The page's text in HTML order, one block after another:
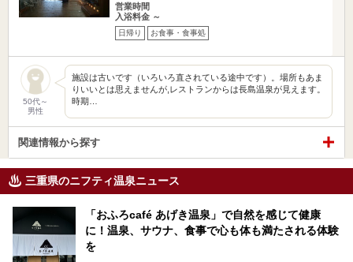
営業時間
入浴料金 ～
日帰り お食事・食事処
50代～
男性
施設は古いです（いろいろ直されている途中です）。場所もあま
りいいとは思えませんが,レストランからは長島温泉が見えます。
時期…
関連情報から探す
三重県のニフティ温泉ニュース
「おふろcafé あげき温泉」で自然を感じて健康
に！温泉、サウナ、食事で心も体も満たされる体験
を